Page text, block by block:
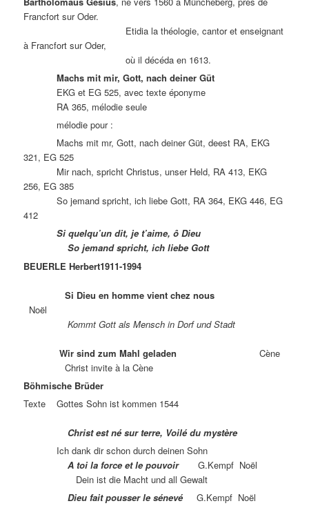
Francfort sur Oder.
Etidia la théologie, cantor et enseignant
à Francfort sur Oder,
où il décéda en 1613.
Machs mit mir, Gott, nach deiner Güt
EKG et EG 525, avec texte éponyme
RA 365, mélodie seule
mélodie pour :
Machs mit mr, Gott, nach deiner Güt, deest RA, EKG
321, EG 525
Mir nach, spricht Christus, unser Held, RA 413, EKG
256, EG 385
So jemand spricht, ich liebe Gott, RA 364, EKG 446, EG
412
Si quelqu’un dit, je t’aime, ô Dieu
So jemand spricht, ich liebe Gott
BEUERLE Herbert1911-1994
Si Dieu en homme vient chez nous
Noël
Kommt Gott als Mensch in Dorf und Stadt
Wir sind zum Mahl geladen Cène
Christ invite à la Cène
Böhmische Brüder
Texte Gottes Sohn ist kommen 1544
Christ est né sur terre, Voilé du mystère
Ich dank dir schon durch deinen Sohn
A toi la force et le pouvoir
G.Kempf Noël
Dein ist die Macht und all Gewalt
Dieu fait pousser le sénevé
G.Kempf Noël